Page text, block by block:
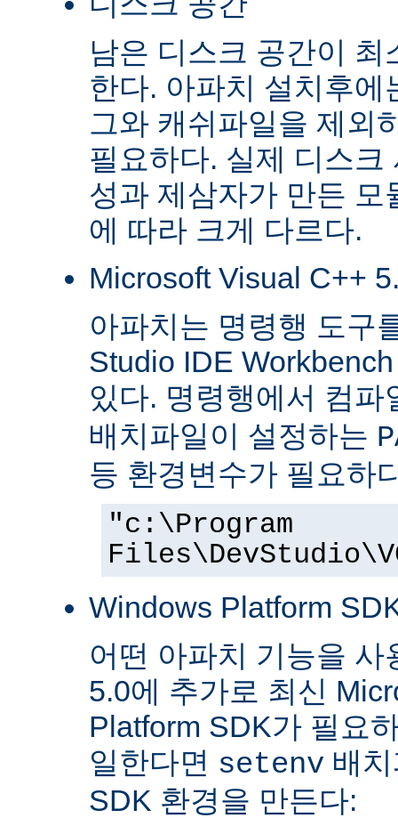
남은 디스크 공간이
한다. 아파치 설치후에
그와 캐쉬파일을 제외
필요하다. 실제 디스크
성과 제삼자가 만든 모
에 따라 크게 다르다.
Microsoft Visual C++
아파치는 명령행 도구
Studio IDE
있다. 명령행에서 컴
배치파일이 설정하는
등 환경변수가 필요하
"c:\Program
Windows Platform
어떤 아파치 기능을
5.0에 추가로 최신
Platform SDK가 필요
일한다면 setenv 배
SDK 환경을 만든다: